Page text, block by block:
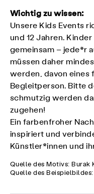
Wichtig zu wissen:
Unsere Kids Events
und 12 Jahren.
gemeinsam – jede*r
müssen daher
werden, davon eines
Begleitperson. Bitte
schmutzig werden
zugehen!
Ein farbenfroher
inspiriert und
Künstler*innen und
Quelle des Motivs: Burak
Quelle des